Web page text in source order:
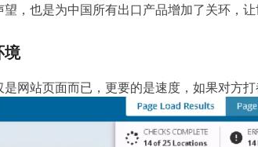
，也是为中国所有出口产品增加了关环，让
境
网站页面而已，更要的是速度，如果对方